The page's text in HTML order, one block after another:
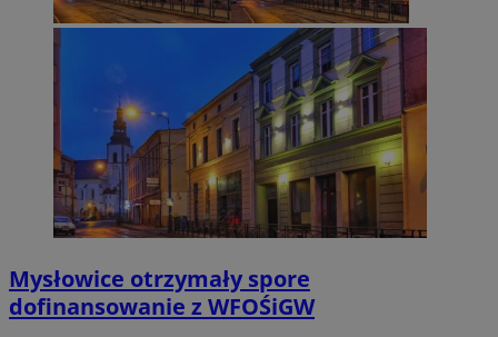
Mysłowice otrzymały spore
dofinansowanie z WFOŚiGW